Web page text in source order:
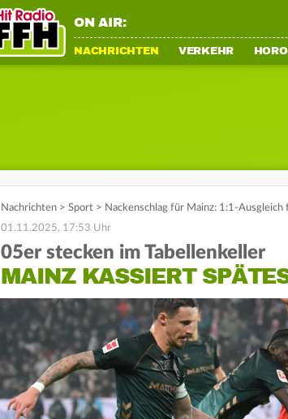
ON AIR:
NACHRICHTEN VERKEHR
Nachrichten > Sport > Nackenschlag für Mainz: 1:1-Ausgleich
01.11.2025, 17:53 Uhr
05er stecken im Tabellenkeller
MAINZ KASSIERT